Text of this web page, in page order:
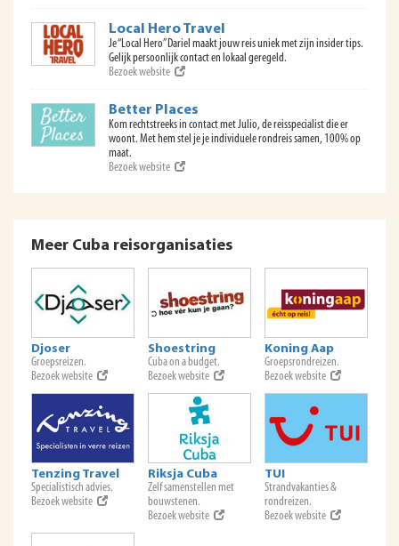
Local Hero Travel
Je “Local Hero” Dariel maakt jouw reis uniek met zijn insider tips.
Gelijk persoonlijk contact en lokaal geregeld.
Bezoek website
Better Places
Kom rechtstreeks in contact met Julio, de reisspecialist die er
woont. Met hem stel je je individuele rondreis samen, 100% op
maat.
Bezoek website
Meer Cuba reisorganisaties
Djoser
Groepsreizen.
Bezoek website
Shoestring
Cuba on a budget.
Bezoek website
Koning Aap
Groepsrondreizen.
Bezoek website
Tenzing Travel
Specialistisch advies.
Bezoek website
Riksja Cuba
Zelf samenstellen met
bouwstenen.
Bezoek website
TUI
Strandvakanties &
rondreizen.
Bezoek website